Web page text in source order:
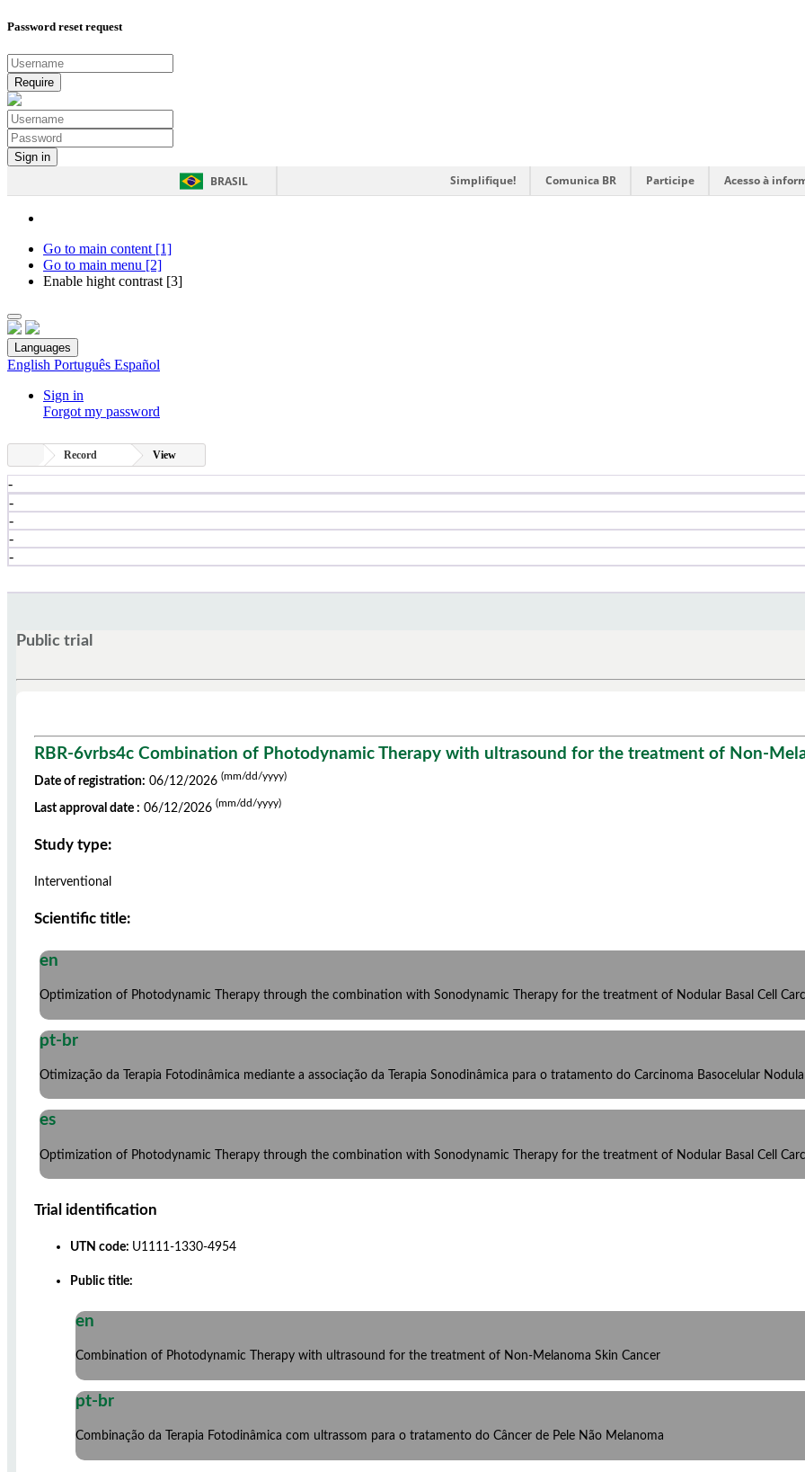
Password reset request
BRASIL Simplifique! Comunica BR Participe Acesso à
Go to main content [1]
Go to main menu [2]
Enable hight contrast [3]
Languages
English Português Español
Sign in
Forgot my password
Record View
-
-
-
-
-
Public trial
RBR-6vrbs4c Combination of Photodynamic Therapy with ultrasound for the treatment of Non-
Date of registration: 06/12/2026 (mm/dd/yyyy)
Last approval date : 06/12/2026 (mm/dd/yyyy)
Study type:
Interventional
Scientific title:
en
Optimization of Photodynamic Therapy through the combination with Sonodynamic Therapy for the treatment of Nodular Basal Cell
pt-br
Otimização da Terapia Fotodinâmica mediante a associação da Terapia Sonodinâmica para o tratamento do Carcinoma Basocelular
es
Optimization of Photodynamic Therapy through the combination with Sonodynamic Therapy for the treatment of Nodular Basal Cell
Trial identification
UTN code: U1111-1330-4954
Public title:
en
Combination of Photodynamic Therapy with ultrasound for the treatment of Non-Melanoma Skin Cancer
pt-br
Combinação da Terapia Fotodinâmica com ultrassom para o tratamento do Câncer de Pele Não Melanoma